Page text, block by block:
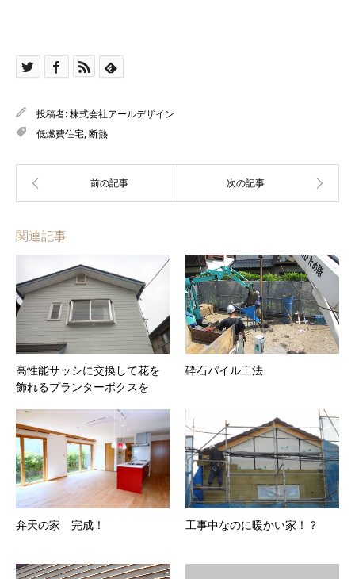
投稿者:株式会社アールデザイン
低燃費住宅,断熱
関連記事
高性能サッシに交換して花を
飾れるプランターボクスを
砕石パイル工法
弁天の家 完成！ 工事中なのに暖かい家！？